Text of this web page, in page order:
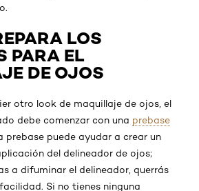
LOS
PARA EL
DE OJOS
otro look de maquillaje de ojos, el
debe comenzar con una prebase
prebase puede ayudar a crear un
del delineador de ojos;
a difuminar el delineador, querrás
Si no tienes ninguna